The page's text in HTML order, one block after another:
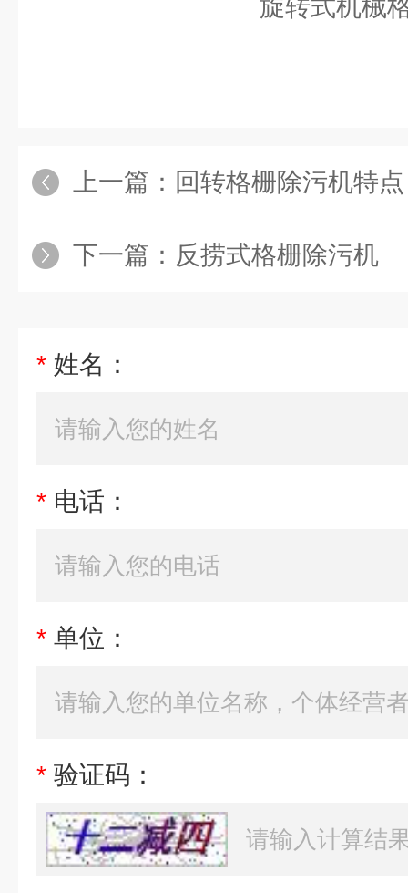
上一篇： 回转格栅除污机特点
下一篇： 反捞式格栅除污机
* 姓名：
* 电话：
* 单位：
* 验证码：